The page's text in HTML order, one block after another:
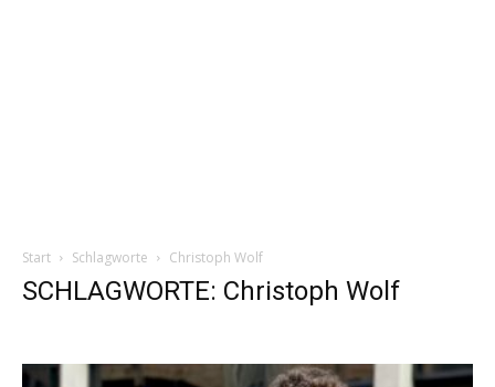
Start Schlagworte Christoph Wolf
SCHLAGWORTE: Christoph Wolf